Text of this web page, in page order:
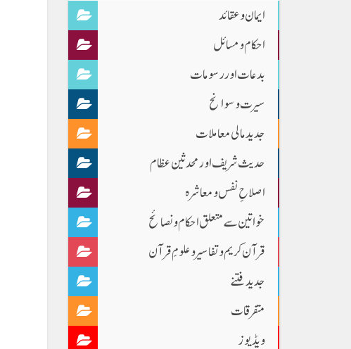
ایمان وعقائد
احکام و مسائل
بدعات اور رسومات
سیرت و سوانح
جدید مالی معاملات
حدیث شریف اور محدثین عظام
اصلاحِ نفس و معاشرہ
خواتین سے متعلق احکام و نصائح
قرآن کریم و تفاسیر و علومِ قرآن
جدید فتنے
متفرقات
ویڈیوز